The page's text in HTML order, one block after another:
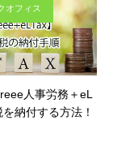
オフィス
人事労務＋eL
納付する方法！